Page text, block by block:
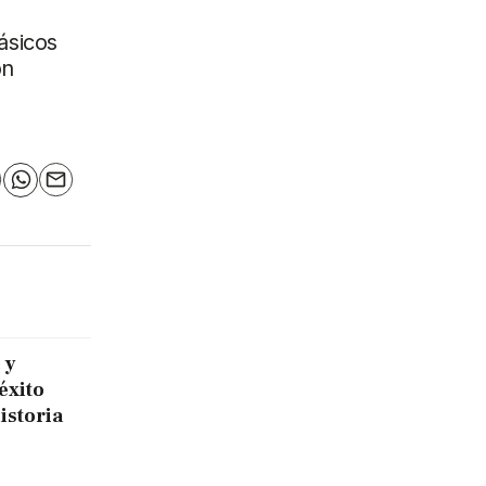
WhatsApp
Email
y